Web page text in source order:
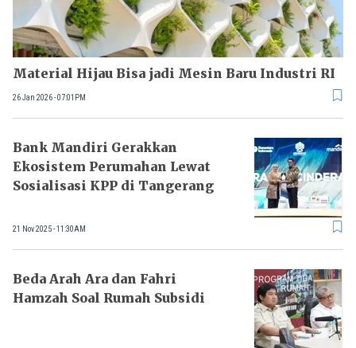
Material Hijau Bisa jadi Mesin Baru Industri RI
26 Jan 2026 - 07:01PM
Bank Mandiri Gerakkan
Ekosistem Perumahan Lewat
Sosialisasi KPP di Tangerang
21 Nov 2025 - 11:30AM
Beda Arah Ara dan Fahri
Hamzah Soal Rumah Subsidi